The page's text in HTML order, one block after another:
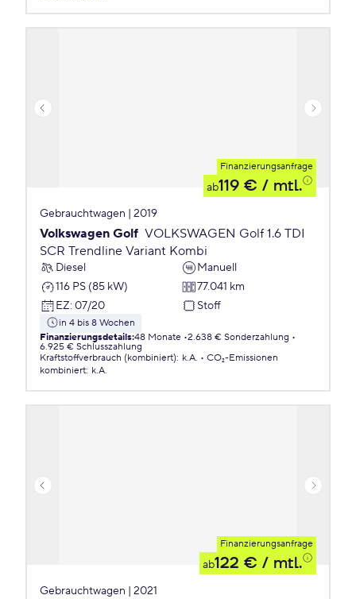
Finanzierungsanfrage
ab119 € / mtl.
Gebrauchtwagen | 2019
Volkswagen Golf VOLKSWAGEN Golf 1.6 TDI
SCR Trendline Variant Kombi
Diesel
Manuell
116 PS (85 kW)
77.041 km
EZ: 07/20 Stoff
in 4 bis 8 Wochen
Finanzierungsdetails:48 Monate 2.638 € Sonderzahlung
6.925 € Schlusszahlung
Kraftstoffverbrauch (kombiniert): k.A.
CO₂-Emissionen
kombiniert: k.A.
Finanzierungsanfrage
ab122 € / mtl.
Gebrauchtwagen | 2021